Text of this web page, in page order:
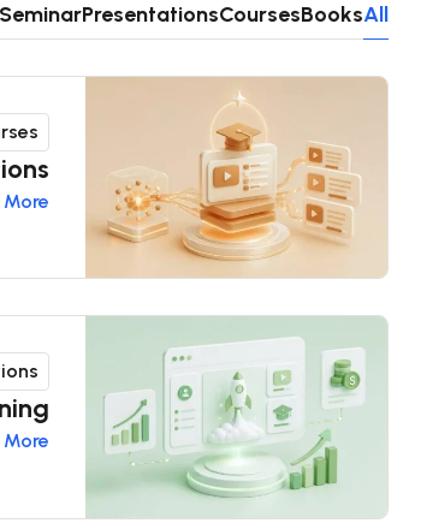
All
Books
Courses
Presentations
Seminar